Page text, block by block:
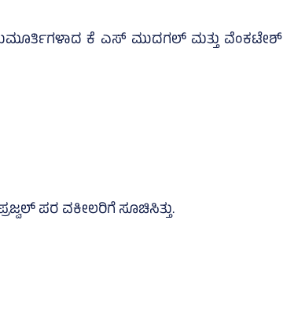
ಕೆ ಎಸ್ ಮುದಗಲ್ ಮತ್ತು ವೆಂಕಟೇಶ್
ಪರ ವಕೀಲರಿಗೆ ಸೂಚಿಸಿತ್ತು.